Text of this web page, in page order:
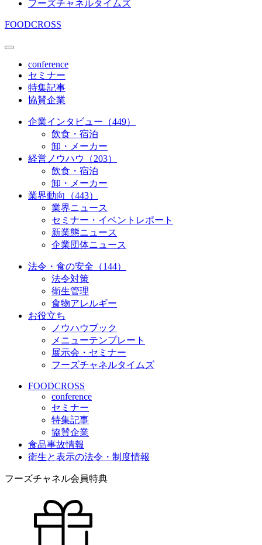
フーズチャネルタイムズ
FOODCROSS
conference
セミナー
特集記事
協賛企業
企業インタビュー（449）
飲食・宿泊
卸・メーカー
経営ノウハウ（203）
飲食・宿泊
卸・メーカー
業界動向（443）
業界ニュース
セミナー・イベントレポート
新業態ニュース
企業団体ニュース
法令・食の安全（144）
法令対策
衛生管理
食物アレルギー
お役立ち
ノウハウブック
メニューテンプレート
展示会・セミナー
フーズチャネルタイムズ
FOODCROSS
conference
セミナー
特集記事
協賛企業
食品事故情報
衛生と表示の法令・制度情報
フーズチャネル会員特典